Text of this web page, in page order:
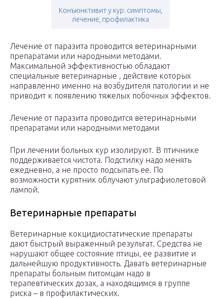
Конъюнктивит у кур: симптомы,
лечение, профилактика
Лечение от паразита проводится ветеринарными
препаратами или народными методами.
Максимальной эффективностью обладают
специальные ветеринарные , действие которых
направленно именно на возбудителя патологии и не
приводит к появлению тяжелых побочных эффектов.
Лечение от паразита проводится ветеринарными
препаратами или народными методами
При лечении больных кур изолируют. В птичнике
поддерживается чистота. Подстилку надо менять
ежедневно, а не просто подсыпать ее. По
возможности курятник облучают ультрафиолетовой
лампой.
Ветеринарные препараты
Ветеринарные кокцидиостатические препараты
дают быстрый выраженный результат. Средства не
нарушают общее состояние птицы, ее развитие и
дальнейшую продуктивность. Давать ветеринарные
препараты больным питомцам надо в
терапевтических дозах, а находящимся в группе
риска – в профилактических.